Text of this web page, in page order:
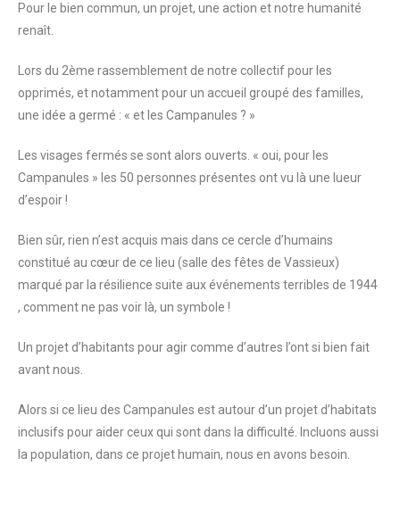
Pour le bien commun, un projet, une action et notre humanité
renaît.
Lors du 2ème rassemblement de notre collectif pour les
opprimés, et notamment pour un accueil groupé des familles,
une idée a germé : « et les Campanules ? »
Les visages fermés se sont alors ouverts. « oui, pour les
Campanules » les 50 personnes présentes ont vu là une lueur
d’espoir !
Bien sûr, rien n’est acquis mais dans ce cercle d’humains
constitué au cœur de ce lieu (salle des fêtes de Vassieux)
marqué par la résilience suite aux événements terribles de 1944
, comment ne pas voir là, un symbole !
Un projet d’habitants pour agir comme d’autres l’ont si bien fait
avant nous.
Alors si ce lieu des Campanules est autour d’un projet d’habitats
inclusifs pour aider ceux qui sont dans la difficulté. Incluons aussi
la population, dans ce projet humain, nous en avons besoin.